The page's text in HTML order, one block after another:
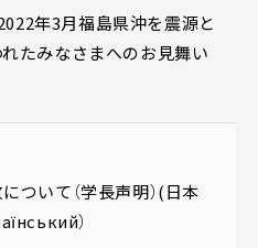
年3月福島県沖を震源と
たみなさまへのお見舞い
ついて（学長声明）(日本
）